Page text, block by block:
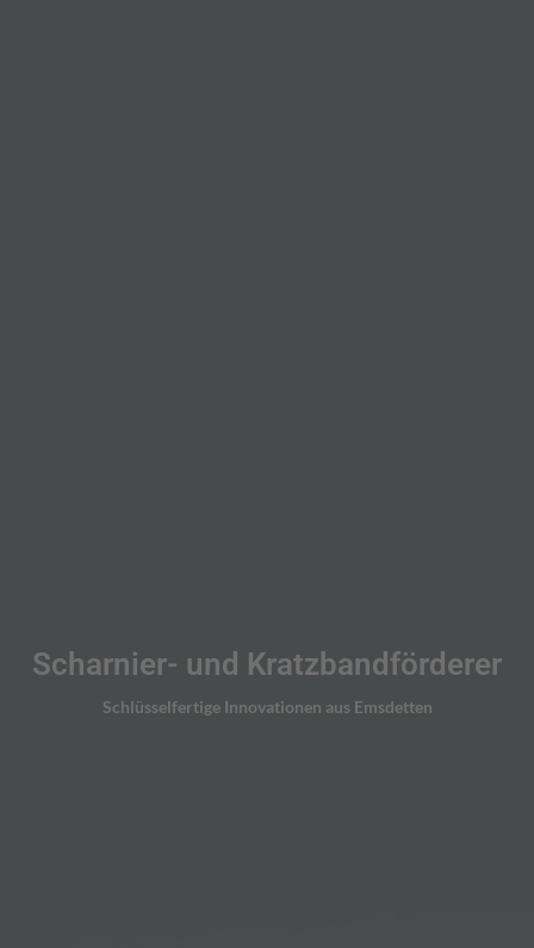
Scharnier- und Kratzbandförderer
Schlüsselfertige Innovationen aus Emsdetten
LÖSUNGEN ANSEHEN